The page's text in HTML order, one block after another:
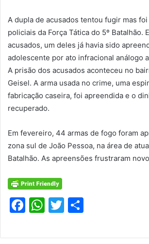
A dupla de acusados tentou fugir mas
policiais da Força Tática do 5º Batalhão.
acusados, um deles já havia sido
adolescente por ato infracional análogo
A prisão dos acusados aconteceu no
Geisel. A arma usada no crime, uma
fabricação caseira, foi apreendida e o
recuperado.
Em fevereiro, 44 armas de fogo foram
zona sul de João Pessoa, na área de
Batalhão. As apreensões frustraram
F
c
W
at
T
itt ar